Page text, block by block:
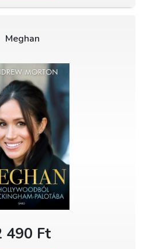
Meghan
490 Ft